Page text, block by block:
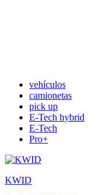
vehículos
camionetas
pick up
E-Tech hybrid
E-Tech
Pro+
KWID